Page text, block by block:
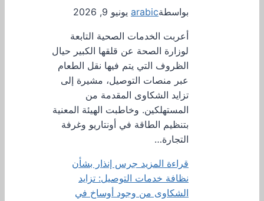
بواسطةarabic يونيو 9, 2026
أعربت الخدمات الصحية التابعة
لوزارة الصحة عن قلقها الكبير حيال
الظروف التي يتم فيها نقل الطعام
عبر منصات التوصيل، مشيرة إلى
تزايد الشكاوى المقدمة من
المستهلكين. وخاطبت الهيئة المعنية
بتنظيم الطاقة في أونتاريو وغرفة
التجارة…
قراءة المزيد جرس إنذار بشأن
نظافة خدمات التوصيل: تزايد
الشكاوى من وجود أوساخ في